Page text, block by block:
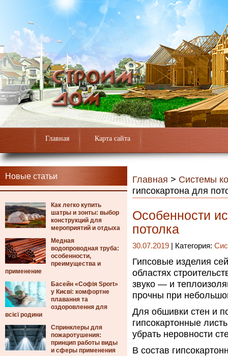
Главная Карта сайта
Новые статьи
Как легко купить
шатры и зонты: выбор
конструкций для
мероприятий и отдыха
Медная
водопроводная труба:
особенности,
преимущества и
применение
Басейн «Софія Sport»
у Києві: комфортне
плавання та
оздоровлення для
всієї родини
Спринклеры для
пожаротушения:
принцип работы виды
и сферы применения
Главная > Системы
гипсокартона для
Особенности
потолка
30.07.2019 | Категория:
Гипсовые изделия
областях
звуко — и
прочны при
Для обшивки стен и
гипсокартонные
убрать неровности
В состав